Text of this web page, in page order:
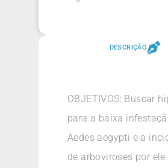
DESCRIÇÃO
OBJETIVOS: Buscar
para a baixa
Aedes aegypti e a
de arboviroses por ele